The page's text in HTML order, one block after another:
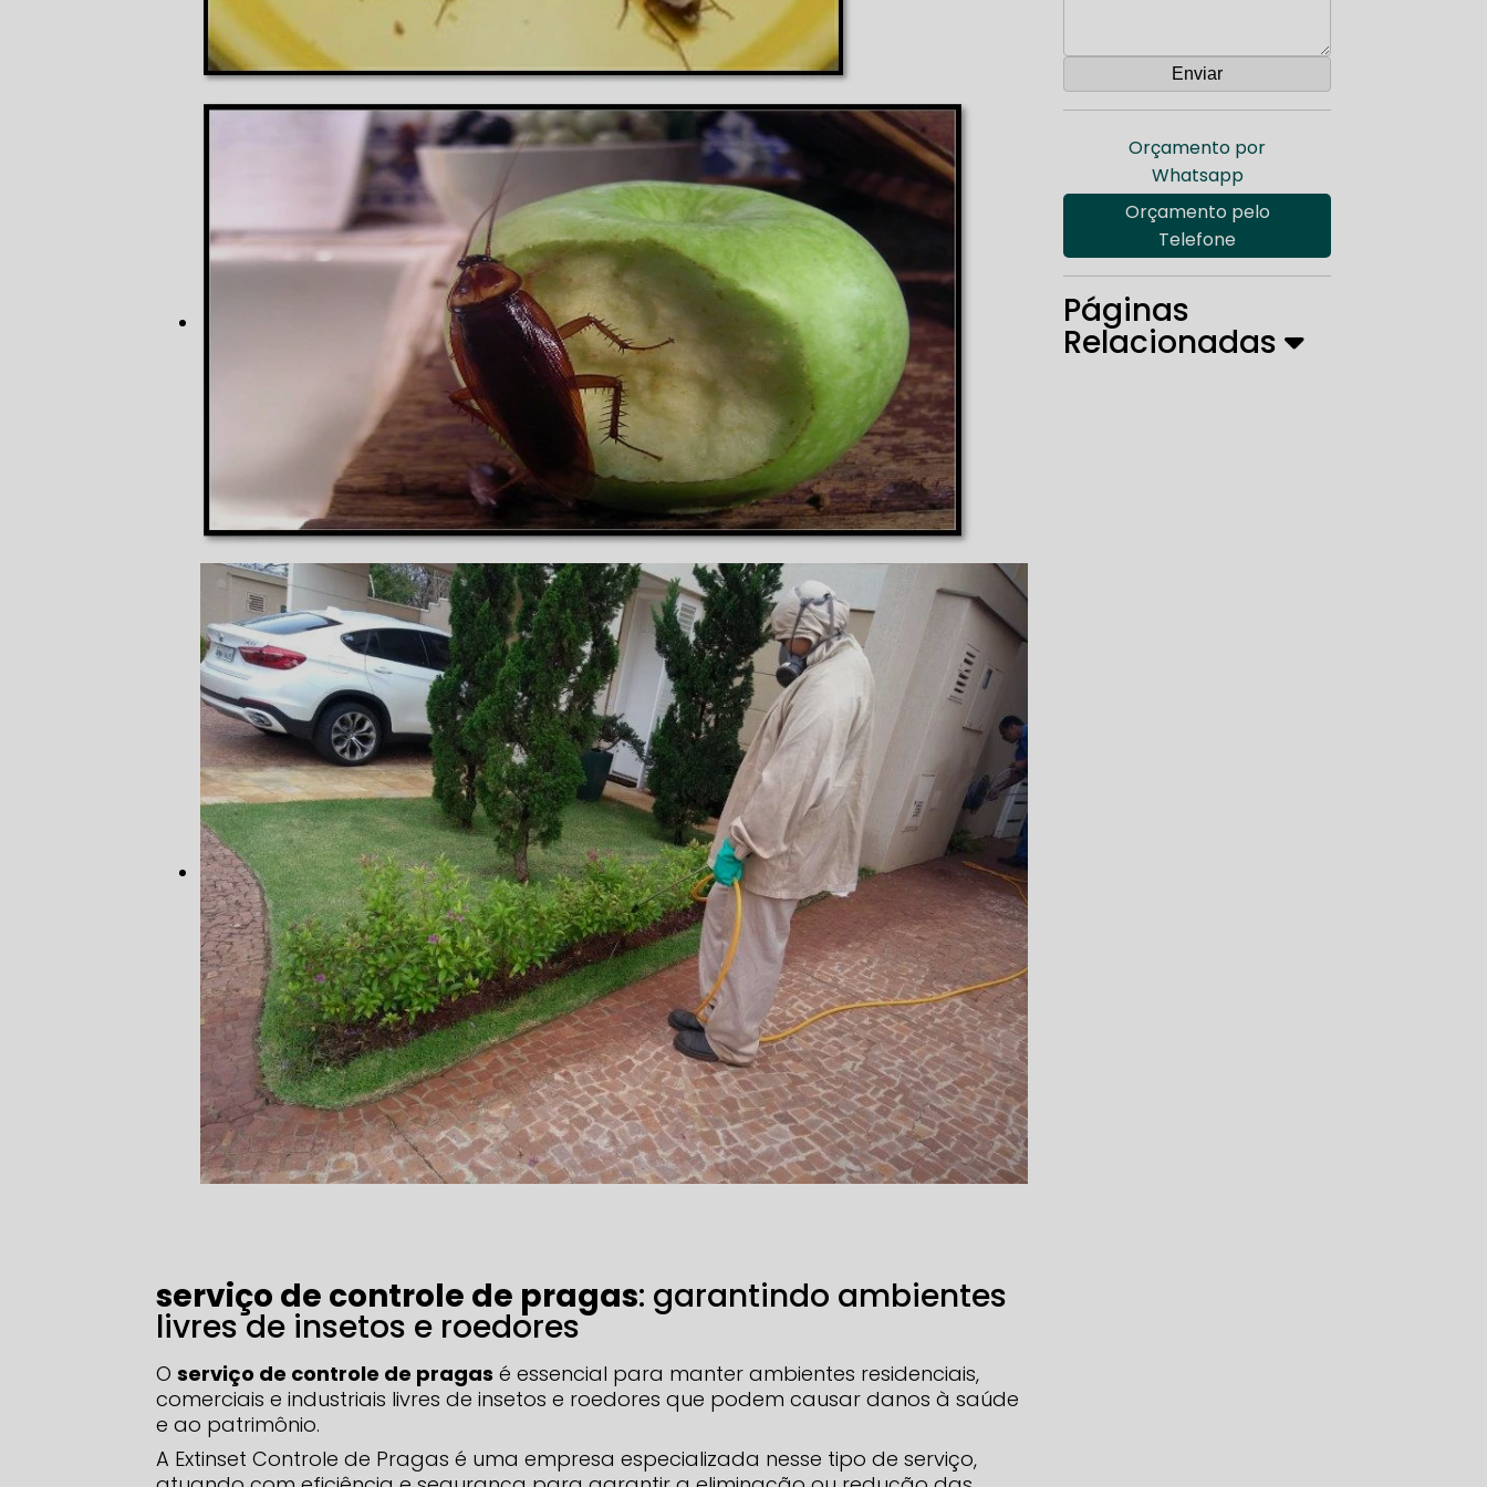
serviço de controle de pragas: garantindo ambientes
livres de insetos e roedores
Oserviço de controle de pragas é essencial para manter ambientes residenciais,
comerciais e industriais livres de insetos e roedores que podem causar danos à saúde
e ao patrimônio.
A Extinset Controle de Pragas é uma empresa especializada nesse tipo de serviço,
Orçamento por
Whatsapp
Orçamento pelo
Telefone
Páginas
Relacionadas